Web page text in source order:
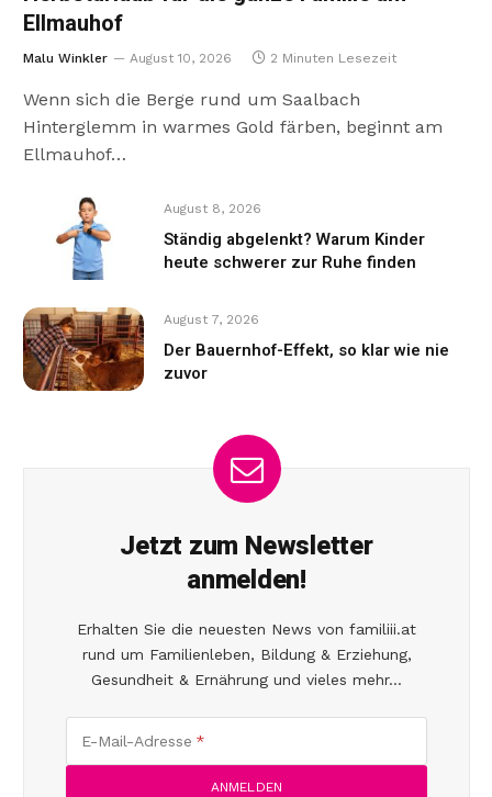
Ellmauhof
Malu Winkler August 10, 2026 2 Minuten Lesezeit
Wenn sich die Berge rund um Saalbach
Hinterglemm in warmes Gold färben, beginnt am
Ellmauhof…
August 8, 2026
Ständig abgelenkt? Warum Kinder
heute schwerer zur Ruhe finden
August 7, 2026
Der Bauernhof-Effekt, so klar wie nie
zuvor
Jetzt zum Newsletter
anmelden!
Erhalten Sie die neuesten News von familiii.at
rund um Familienleben, Bildung & Erziehung,
Gesundheit & Ernährung und vieles mehr...
E-Mail-Adresse